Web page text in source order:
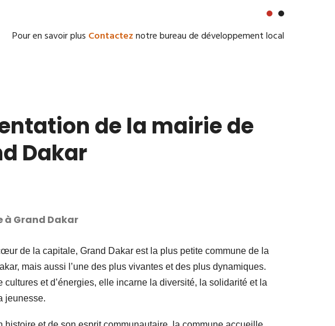
Pour en savoir plus Contacteznotre bureau de développement local
de la mairie de
Dakar
à Grand Dakar
de la capitale, Grand Dakar est la plus petite commune de la
mais aussi l’une des plus vivantes et des plus dynamiques.
cultures et d’énergies, elle incarne la diversité, la solidarité et la
jeunesse.